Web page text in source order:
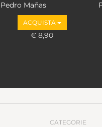
Pedro Mañas
ACQUISTA
€ 8,90
CATEGORIE